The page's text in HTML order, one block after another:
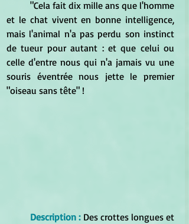
et le chat vivent en bonne intelligence,
mais l'animal n'a pas perdu son instinct
de tueur pour autant : et que celui ou
celle d'entre nous qui n'a jamais vu une
souris éventrée nous jette le premier
"oiseau sans tête" !
Description : Des crottes longues et